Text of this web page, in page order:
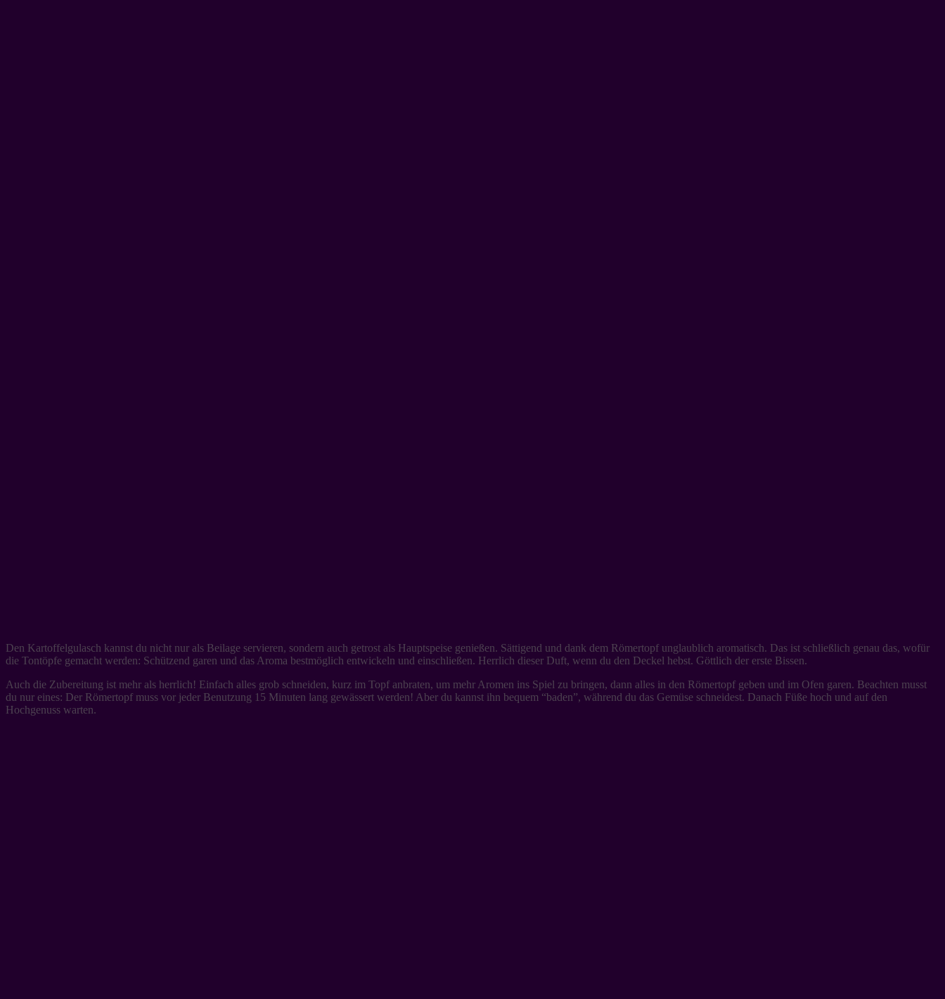
Den Kartoffelgulasch kannst du nicht nur als Beilage servieren, sondern auch getrost als Hauptspeise genießen. Sättigend und dank dem Römertopf unglaublich aromatisch. Das ist schließlich genau das, wofür
die Tontöpfe gemacht werden: Schützend garen und das Aroma bestmöglich entwickeln und einschließen. Herrlich dieser Duft, wenn du den Deckel hebst. Göttlich der erste Bissen.
Auch die Zubereitung ist mehr als herrlich! Einfach alles grob schneiden, kurz im Topf anbraten, um mehr Aromen ins Spiel zu bringen, dann alles in den Römertopf geben und im Ofen garen. Beachten musst
du nur eines: Der Römertopf muss vor jeder Benutzung 15 Minuten lang gewässert werden! Aber du kannst ihn bequem “baden”, während du das Gemüse schneidest. Danach Füße hoch und auf den
Hochgenuss warten.